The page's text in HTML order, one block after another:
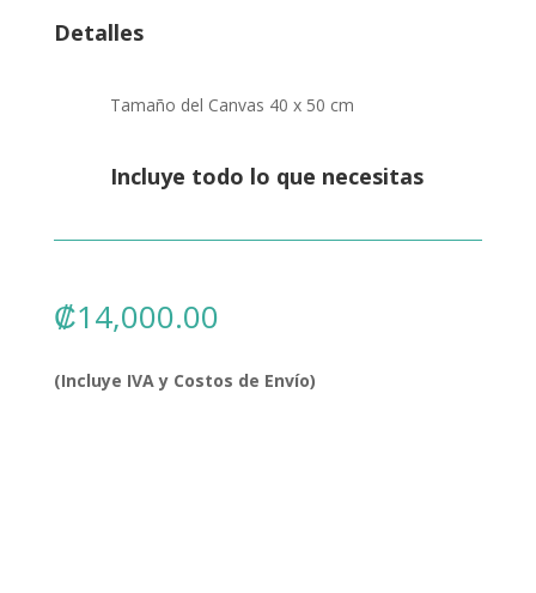
Detalles
Tamaño del Canvas 40 x 50 cm
Incluye todo lo que necesitas
₡14,000.00
(Incluye IVA y Costos de Envío)